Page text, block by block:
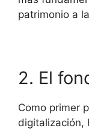
patrimonio a
2. El
Como primer
digitalización,